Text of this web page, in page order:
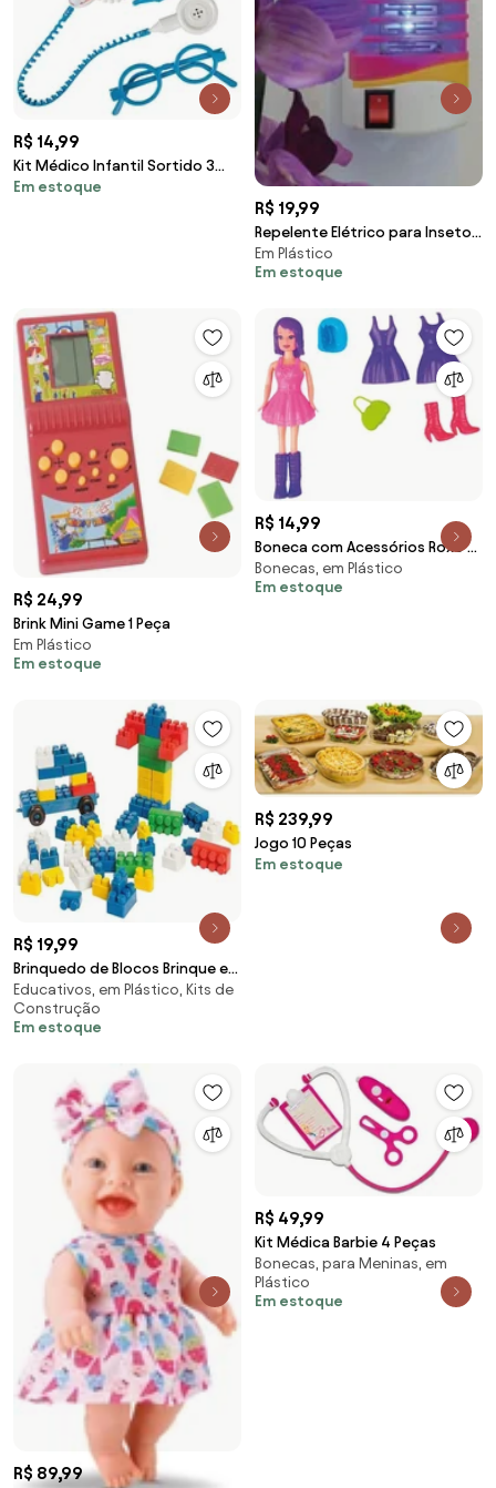
R$ 14,99
Kit Médico Infantil Sortido 3
Peças
Em estoque
R$ 19,99
Repelente Elétrico para Insetos
1 Peça
Em Plástico
Em estoque
R$ 24,99
Brink Mini Game 1 Peça
Em Plástico
Em estoque
R$ 14,99
Boneca com Acessórios Roxo 6
Peças
Bonecas, em Plástico
Em estoque
R$ 19,99
Brinquedo de Blocos Brinque e
Monte 72 Peças
Educativos, em Plástico, Kits de
Construção
Em estoque
R$ 239,99
Jogo 10 Peças
Em estoque
R$ 89,99
R$ 49,99
Kit Médica Barbie 4 Peças
Bonecas, para Meninas, em
Plástico
Em estoque